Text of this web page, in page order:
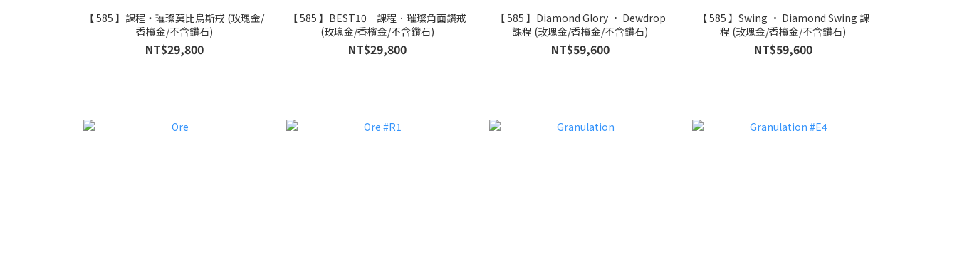
【 585 】課程・璀璨莫比烏斯戒 (玫瑰金/
香檳金/不含鑽石)
NT$29,800
【 585 】BEST10｜課程．璀璨角面鑽戒
(玫瑰金/香檳金/不含鑽石)
NT$29,800
【 585 】Diamond Glory • Dewdrop
課程 (玫瑰金/香檳金/不含鑽石)
NT$59,600
【 585 】Swing • Diamond Swing 課
程 (玫瑰金/香檳金/不含鑽石)
NT$59,600